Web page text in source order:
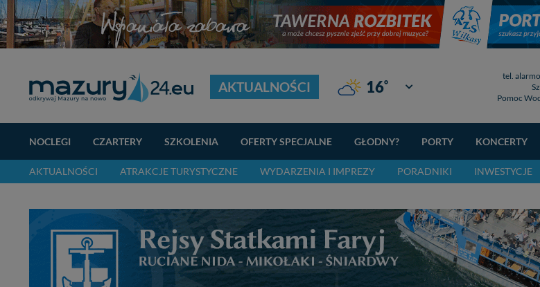
AKTUALNOŚCI 16° Giżycko
tel.
Pomoc
NOCLEGI CZARTERY SZKOLENIA OFERTY SPECJALNE GŁODNY? PORTY KONCERTY
AKTUALNOŚCI ATRAKCJE TURYSTYCZNE WYDARZENIA I IMPREZY PORADNIKI INWESTYCJE